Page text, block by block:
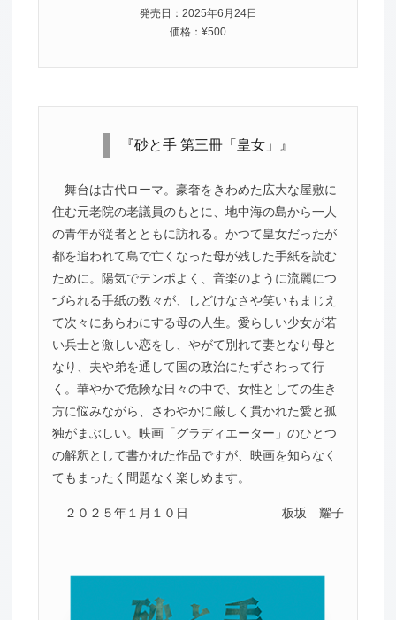
発売日：2025年6月24日
価格：¥500
『砂と手 第三冊「皇女」』
舞台は古代ローマ。豪奢をきわめた広大な屋敷に
住む元老院の老議員のもとに、地中海の島から一人
の青年が従者とともに訪れる。かつて皇女だったが
都を追われて島で亡くなった母が残した手紙を読む
ために。陽気でテンポよく、音楽のように流麗につ
づられる手紙の数々が、しどけなさや笑いもまじえ
て次々にあらわにする母の人生。愛らしい少女が若
い兵士と激しい恋をし、やがて別れて妻となり母と
なり、夫や弟を通して国の政治にたずさわって行
く。華やかで危険な日々の中で、女性としての生き
方に悩みながら、さわやかに厳しく貫かれた愛と孤
独がまぶしい。映画「グラディエーター」のひとつ
の解釈として書かれた作品ですが、映画を知らなく
てもまったく問題なく楽しめます。
２０２５年１月１０日 板坂 耀子